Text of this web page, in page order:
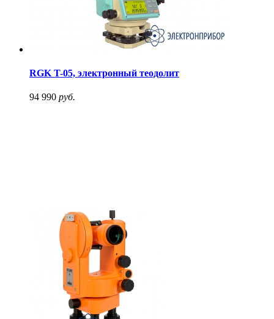
RGK T-05, электронный теодолит
94 990 руб.